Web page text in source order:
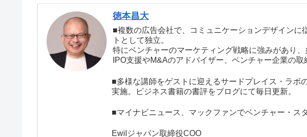
徳本昌大
■複数の広告会社で、コミュニケーションデザインに
トとして独立。
特にベンチャーのマーケティング戦略に強みがあり、
IPO支援やM&Aのアドバイザー、ベンチャー企業の取
■多様な講師をゲストに迎えるサードプレイス・ラボ
実施。ビジネス書籍の書評をブログにて毎日更新。
■マイナビニュース、マックファンでベンチャー・ス
Ewilジャパン取締役COO